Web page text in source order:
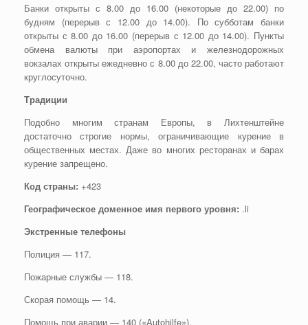
Банки открыты с 8.00 до 16.00 (некоторые до 22.00) по
будням (перерыв с 12.00 до 14.00). По субботам банки
открыты с 8.00 до 16.00 (перерыв с 12.00 до 14.00). Пункты
обмена валюты при аэропортах и железнодорожных
вокзалах открыты ежедневно с 8.00 до 22.00, часто работают
круглосуточно.
Традиции
Подобно многим странам Европы, в Лихтенштейне
достаточно строгие нормы, ограничивающие курение в
общественных местах. Даже во многих ресторанах и барах
курение запрещено.
Код страны: +423
Географическое доменное имя первого уровня: .li
Экстренные телефоны
Полиция — 117.
Пожарные службы — 118.
Скорая помощь — 14.
Помощь при аварии — 140 («Autohilfe»).